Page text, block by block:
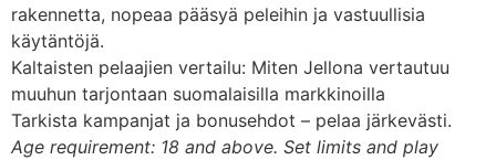
rakennetta, nopeaa pääsyä peleihin ja vastuullisia
käytäntöjä.
Kaltaisten pelaajien vertailu: Miten Jellona vertautuu
muuhun tarjontaan suomalaisilla markkinoilla
Tarkista kampanjat ja bonusehdot – pelaa järkevästi.
Age requirement: 18 and above. Set limits and play